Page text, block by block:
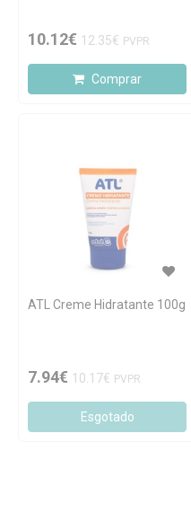
10.12€ 12.35€ PVPR
Comprar
ATL Creme Hidratante 100g
7.94€ 10.17€ PVPR
Esgotado